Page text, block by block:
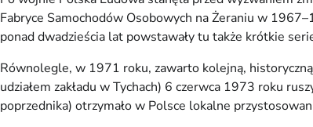
Fabryce Samochodów Osobowych na Żeraniu w
ponad dwadzieścia lat powstawały tu także krótkie
Równolegle, w 1971 roku, zawarto kolejną,
udziałem zakładu w Tychach) 6 czerwca 1973 roku
poprzednika) otrzymało w Polsce lokalne